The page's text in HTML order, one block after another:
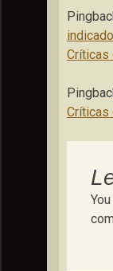
Críticas
Críticas